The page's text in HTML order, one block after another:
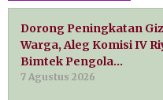
Dorong Peningkatan
Warga, Aleg Komisi IV
Bimtek Pengola…
7 Agustus 2026